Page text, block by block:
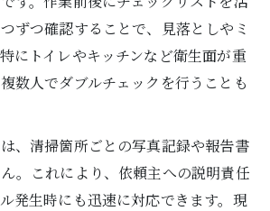
ずつ確認することで、見落としやミ
にトイレやキッチンなど衛生面が重
数人でダブルチェックを行うことも
、清掃箇所ごとの写真記録や報告書
。これにより、依頼主への説明責任
発生時にも迅速に対応できます。現